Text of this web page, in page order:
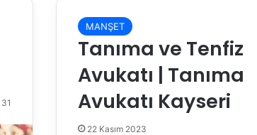
31
MANŞET
Tanıma ve Tenfiz
Avukatı | Tanıma
Avukatı Kayseri
22 Kasım 2023